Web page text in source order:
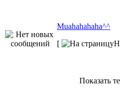
Muahahahaha^^
[
Показать